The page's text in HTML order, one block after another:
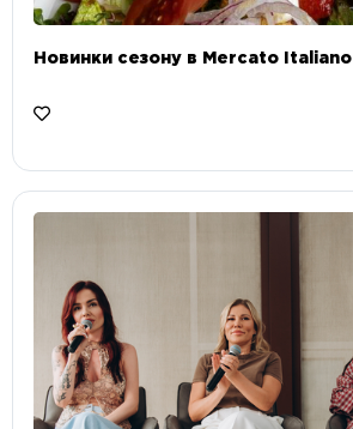
Новинки сезону в Mercato Italiano